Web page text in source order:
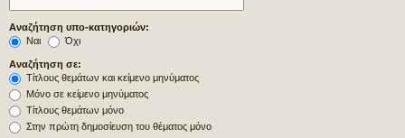
Αναζήτηση υπο-κατηγοριών:
Ναι
Όχι
Αναζήτηση σε:
Τίτλους θεμάτων και κείμενο μηνύματος
Μόνο σε κείμενο μηνύματος
Τίτλους θεμάτων μόνο
Στην πρώτη δημοσίευση του θέματος μόνο